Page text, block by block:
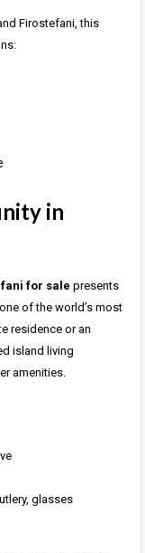
Firostefani, this
in
for sale presents
of the world’s most
residence or an
island living
amenities.
glasses